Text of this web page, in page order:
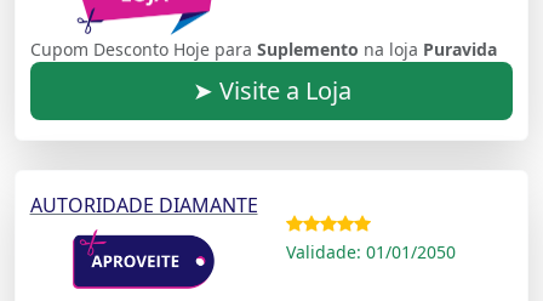
Cupom Desconto Hoje para Suplemento na loja Puravida
➤ Visite a Loja
AUTORIDADE DIAMANTE
Validade: 01/01/2050